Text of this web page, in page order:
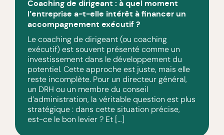
Coaching de dirigeant : à quel moment
l’entreprise a-t-elle intérêt à financer un
accompagnement exécutif ?
Le coaching de dirigeant (ou coaching
exécutif) est souvent présenté comme un
investissement dans le développement du
potentiel. Cette approche est juste, mais elle
reste incomplète. Pour un directeur général,
un DRH ou un membre du conseil
d’administration, la véritable question est plus
stratégique : dans cette situation précise,
est-ce le bon levier ? Et […]